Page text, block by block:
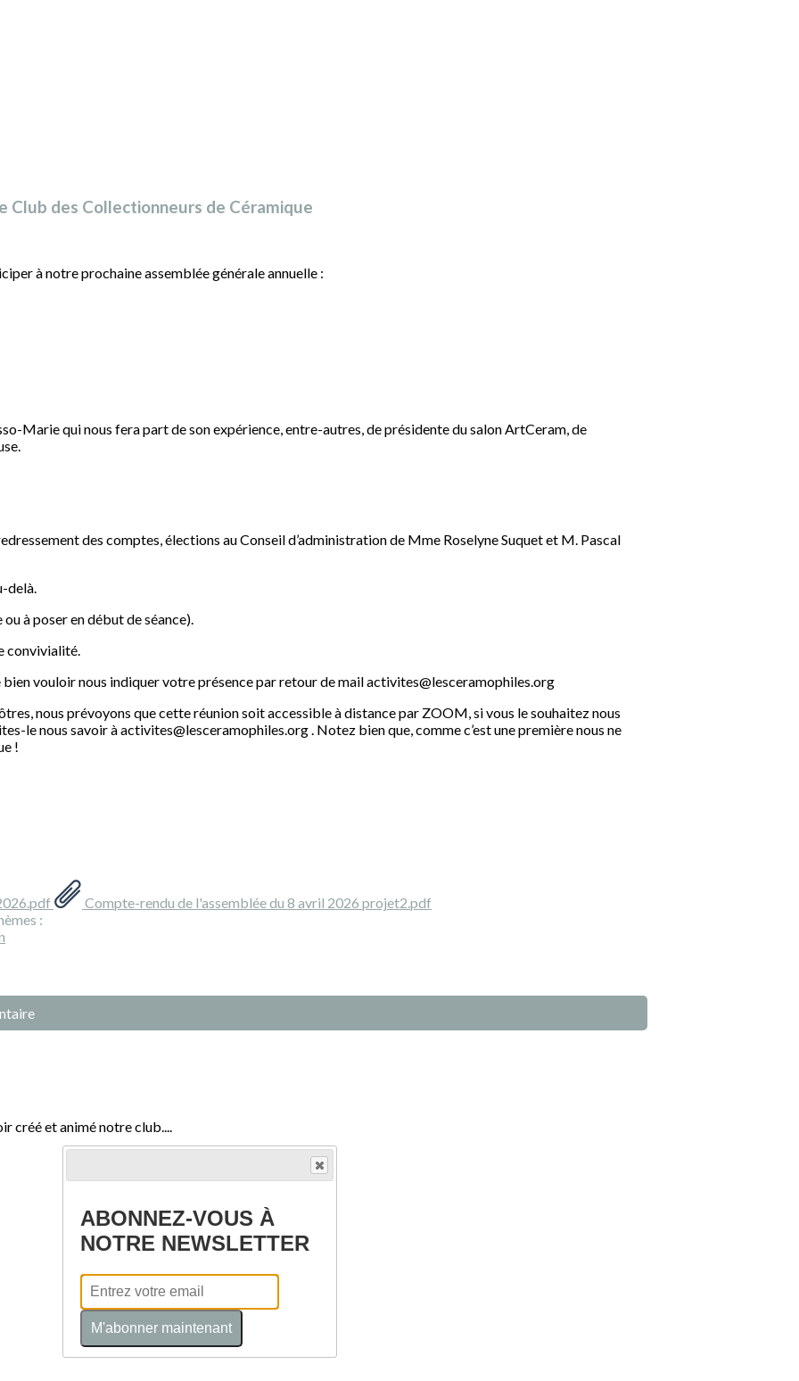
Club des Collectionneurs de Céramique
à notre prochaine assemblée générale annuelle :
Marie qui nous fera part de son expérience, entre-autres, de présidente du salon ArtCeram, de
des comptes, élections au Conseil d’administration de Mme Roselyne Suquet et M. Pascal
delà.
à poser en début de séance).
convivialité.
vouloir nous indiquer votre présence par retour de mail activites@lesceramophiles.org
nous prévoyons que cette réunion soit accessible à distance par ZOOM, si vous le souhaitez nous
le nous savoir à activites@lesceramophiles.org . Notez bien que, comme c’est une première nous ne
!
Compte-rendu de l'assemblée du 8 avril 2026 projet2.pdf
:
créé et animé notre club....
ABONNEZ-VOUS À
NOTRE NEWSLETTER
M'abonner maintenant